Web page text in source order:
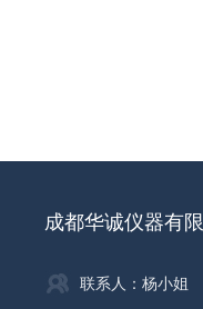
成都华诚仪器有
联系人：杨小姐